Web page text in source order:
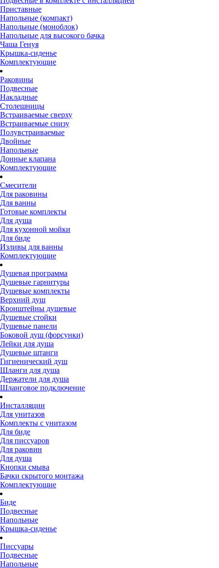
Приставные
Напольные (компакт)
Напольные (моноблок)
Напольные для высокого бачка
Чаша Генуя
Крышка-сиденье
Комплектующие
Раковины
Подвесные
Накладные
Столешницы
Встраиваемые сверху
Встраиваемые снизу
Полувстраиваемые
Двойные
Напольные
Донные клапана
Комплектующие
Смесители
Для раковины
Для ванны
Готовые комплекты
Для душа
Для кухонной мойки
Для биде
Изливы для ванны
Комплектующие
Душевая программа
Душевые гарнитуры
Душевые комплекты
Верхний душ
Кронштейны душевые
Душевые стойки
Душевые панели
Боковой душ (форсунки)
Лейки для душа
Душевые штанги
Гигиенический душ
Шланги для душа
Держатели для душа
Шланговое подключение
Инсталляции
Для унитазов
Комплекты с унитазом
Для биде
Для писсуаров
Для раковин
Для душа
Кнопки смыва
Бачки скрытого монтажа
Комплектующие
Биде
Подвесные
Напольные
Крышка-сиденье
Писсуары
Подвесные
Напольные